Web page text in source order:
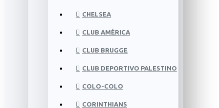
CHELSEA
CLUB AMÉRICA
CLUB BRUGGE
CLUB DEPORTIVO PALESTINO
COLO-COLO
CORINTHIANS